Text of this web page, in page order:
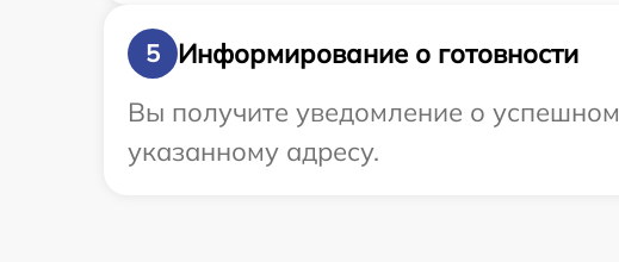
5
Информирование о готовности
Вы получите уведомление о
указанному адресу.